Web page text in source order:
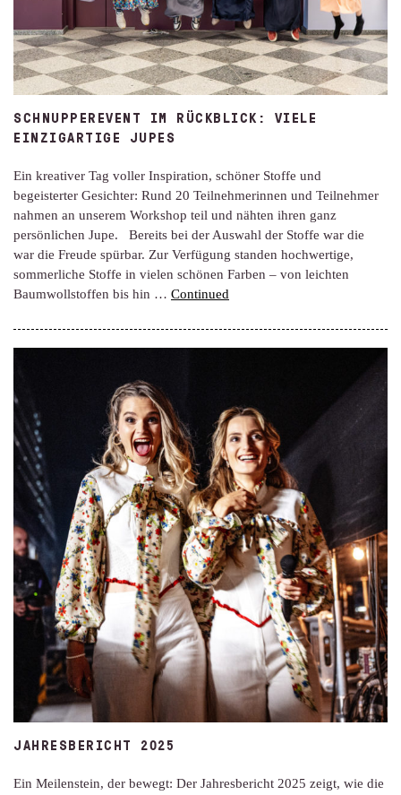
SCHNUPPEREVENT IM RÜCKBLICK: VIELE
EINZIGARTIGE JUPES
Ein kreativer Tag voller Inspiration, schöner Stoffe und
begeisterter Gesichter: Rund 20 Teilnehmerinnen und Teilnehmer
nahmen an unserem Workshop teil und nähten ihren ganz
persönlichen Jupe. Bereits bei der Auswahl der Stoffe war die
war die Freude spürbar. Zur Verfügung standen hochwertige,
sommerliche Stoffe in vielen schönen Farben – von leichten
Baumwollstoffen bis hin … Continued
JAHRESBERICHT 2025
Ein Meilenstein, der bewegt: Der Jahresbericht 2025 zeigt, wie die